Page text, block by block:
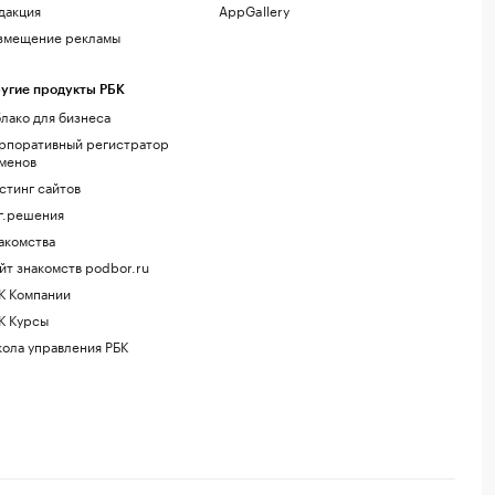
рекламы
продукты РБК
для бизнеса
регистратор
сайтов
знакомств podbor.ru
Компании
Курсы
управления РБК
AppGallery